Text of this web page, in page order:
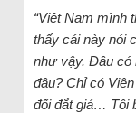
“Việt Nam mình
thấy cái này nói
như vậy. Đâu có
đâu? Chỉ có
đối đắt giá… Tôi